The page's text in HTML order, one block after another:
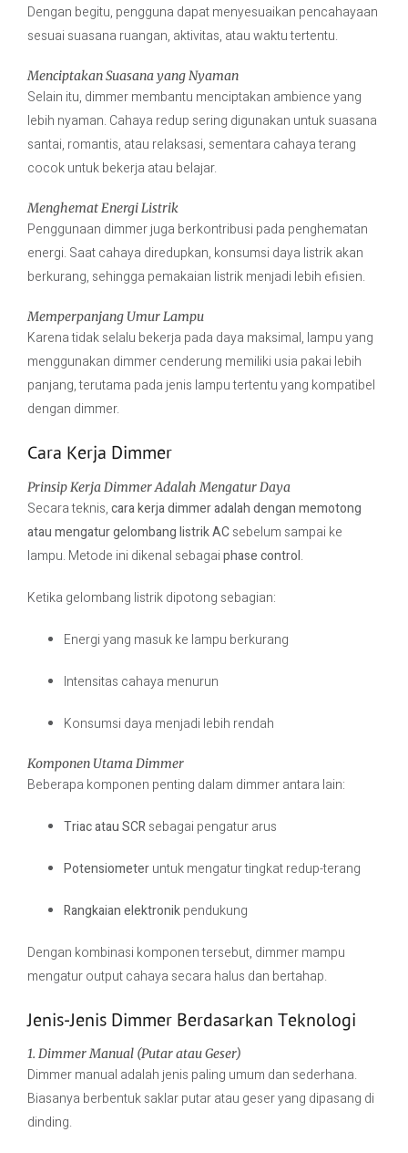
Dengan begitu, pengguna dapat menyesuaikan pencahayaan
sesuai suasana ruangan, aktivitas, atau waktu tertentu.
Menciptakan Suasana yang Nyaman
Selain itu, dimmer membantu menciptakan ambience yang
lebih nyaman. Cahaya redup sering digunakan untuk suasana
santai, romantis, atau relaksasi, sementara cahaya terang
cocok untuk bekerja atau belajar.
Menghemat Energi Listrik
Penggunaan dimmer juga berkontribusi pada penghematan
energi. Saat cahaya diredupkan, konsumsi daya listrik akan
berkurang, sehingga pemakaian listrik menjadi lebih efisien.
Memperpanjang Umur Lampu
Karena tidak selalu bekerja pada daya maksimal, lampu yang
menggunakan dimmer cenderung memiliki usia pakai lebih
panjang, terutama pada jenis lampu tertentu yang kompatibel
dengan dimmer.
Cara Kerja Dimmer
Prinsip Kerja Dimmer Adalah Mengatur Daya
Secara teknis,cara kerja dimmer adalah dengan memotong
atau mengatur gelombang listrik ACsebelum sampai ke
lampu. Metode ini dikenal sebagaiphase control.
Ketika gelombang listrik dipotong sebagian:
Energi yang masuk ke lampu berkurang
Intensitas cahaya menurun
Konsumsi daya menjadi lebih rendah
Komponen Utama Dimmer
Beberapa komponen penting dalam dimmer antara lain:
Triac atau SCRsebagai pengatur arus
Potensiometeruntuk mengatur tingkat redup-terang
Rangkaian elektronikpendukung
Dengan kombinasi komponen tersebut, dimmer mampu
mengatur output cahaya secara halus dan bertahap.
Jenis-Jenis Dimmer Berdasarkan Teknologi
1. Dimmer Manual (Putar atau Geser)
Dimmer manual adalah jenis paling umum dan sederhana.
Biasanya berbentuk saklar putar atau geser yang dipasang di
dinding.